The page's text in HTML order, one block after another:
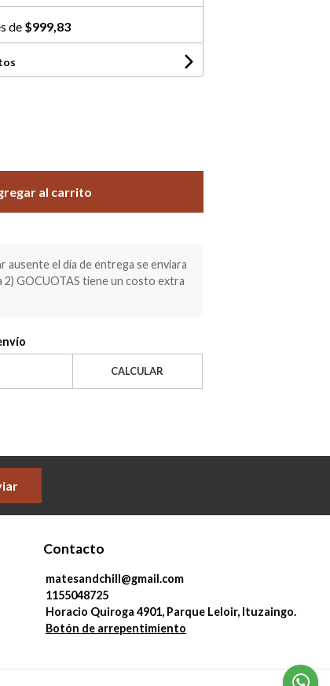
de $999,83
al carrito
ausente el día de entrega se enviara
2) GOCUOTAS tiene un costo extra
CALCULAR
Contacto
matesandchill@gmail.com
1155048725
Horacio Quiroga 4901, Parque Leloir, Ituzaingo.
Botón de arrepentimiento